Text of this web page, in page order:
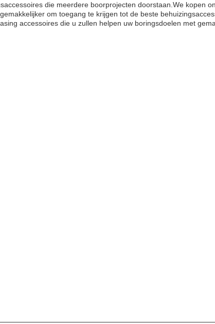
die meerdere boorprojecten doorstaan.We kopen
om toegang te krijgen tot de beste
accessoires die u zullen helpen uw boringsdoelen met